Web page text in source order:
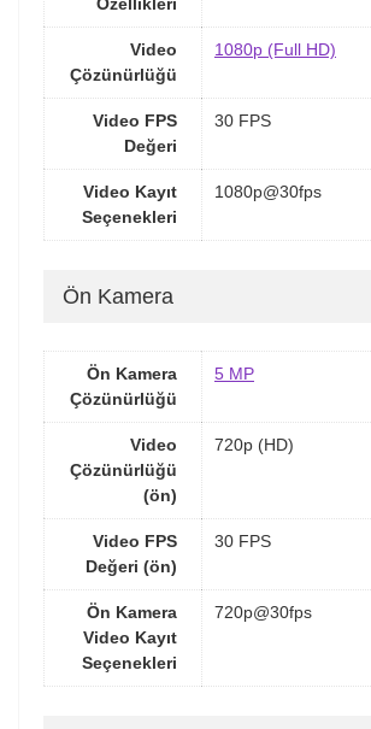
Özellikleri
Video
Çözünürlüğü
1080p (Full HD)
Video FPS
Değeri
30 FPS
Video Kayıt
Seçenekleri
1080p@30fps
Ön Kamera
Ön Kamera
Çözünürlüğü
5 MP
Video
Çözünürlüğü
(ön)
720p (HD)
Video FPS
Değeri (ön)
30 FPS
Ön Kamera
Video Kayıt
Seçenekleri
720p@30fps